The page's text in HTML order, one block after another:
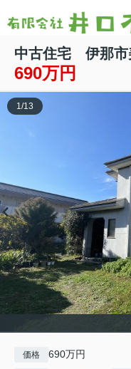
中古住宅 伊那市
690万円
1/13
価格 690万円